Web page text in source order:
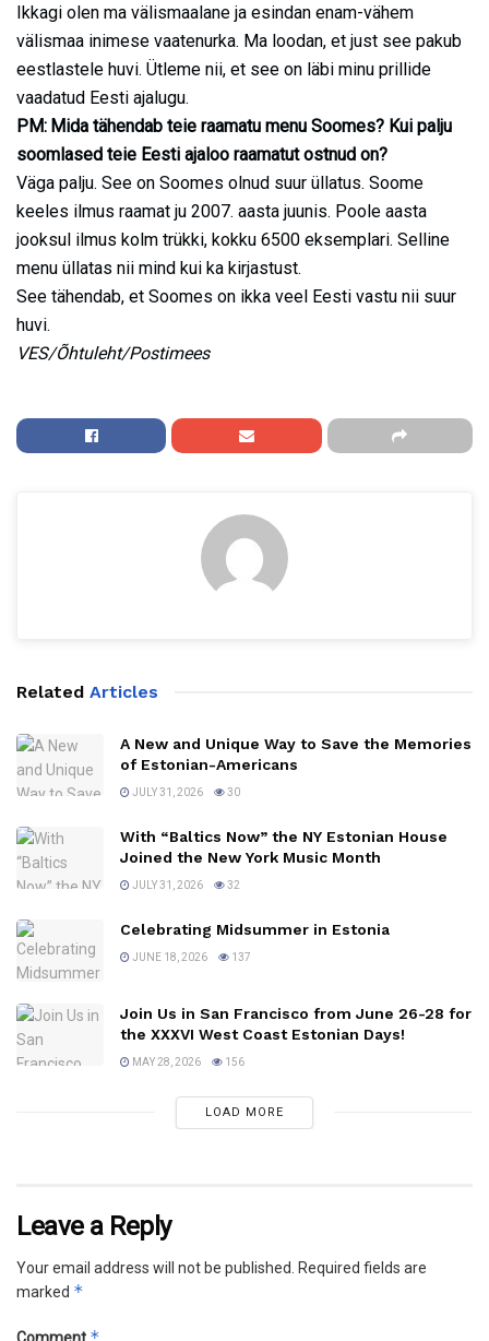
Ikkagi olen ma välismaalane ja esindan enam-vähem
välismaa inimese vaatenurka. Ma loodan, et just see pakub
eestlastele huvi. Ütleme nii, et see on läbi minu prillide
vaadatud Eesti ajalugu.
PM: Mida tähendab teie raamatu menu Soomes? Kui palju
soomlased teie Eesti ajaloo raamatut ostnud on?
Väga palju. See on Soomes olnud suur üllatus. Soome
keeles ilmus raamat ju 2007. aasta juunis. Poole aasta
jooksul ilmus kolm trükki, kokku 6500 eksemplari. Selline
menu üllatas nii mind kui ka kirjastust.
See tähendab, et Soomes on ikka veel Eesti vastu nii suur
huvi.
VES/Õhtuleht/Postimees
Related Articles
A New and Unique Way to Save the Memories
of Estonian-Americans
JULY 31, 2026 30
With “Baltics Now” the NY Estonian House
Joined the New York Music Month
JULY 31, 2026 32
Celebrating Midsummer in Estonia
JUNE 18, 2026 137
Join Us in San Francisco from June 26-28 for
the XXXVI West Coast Estonian Days!
MAY 28, 2026 156
LOAD MORE
Leave a Reply
Your email address will not be published.
Required fields are
marked *